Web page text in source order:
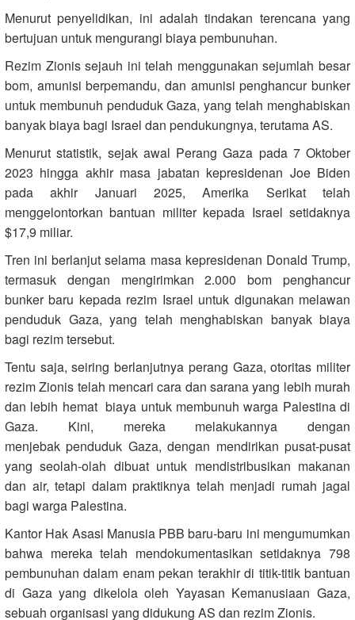
Menurut penyelidikan, ini adalah tindakan terencana yang
bertujuan untuk mengurangi biaya pembunuhan.
Rezim Zionis sejauh ini telah menggunakan sejumlah besar
bom, amunisi berpemandu, dan amunisi penghancur bunker
untuk membunuh penduduk Gaza, yang telah menghabiskan
banyak biaya bagi Israel dan pendukungnya, terutama AS.
Menurut statistik, sejak awal Perang Gaza pada 7 Oktober
2023 hingga akhir masa jabatan kepresidenan Joe Biden
pada akhir Januari 2025, Amerika Serikat telah
menggelontorkan bantuan militer kepada Israel setidaknya
$17,9 miliar.
Tren ini berlanjut selama masa kepresidenan Donald Trump,
termasuk dengan mengirimkan 2.000 bom penghancur
bunker baru kepada rezim Israel untuk digunakan melawan
penduduk Gaza, yang telah menghabiskan banyak biaya
bagi rezim tersebut.
Tentu saja, seiring berlanjutnya perang Gaza, otoritas militer
rezim Zionis telah mencari cara dan sarana yang lebih murah
dan lebih hemat biaya untuk membunuh warga Palestina di
Gaza. Kini, mereka melakukannya dengan
menjebak penduduk Gaza, dengan mendirikan pusat-pusat
yang seolah-olah dibuat untuk mendistribusikan makanan
dan air, tetapi dalam praktiknya telah menjadi rumah jagal
bagi warga Palestina.
Kantor Hak Asasi Manusia PBB baru-baru ini mengumumkan
bahwa mereka telah mendokumentasikan setidaknya 798
pembunuhan dalam enam pekan terakhir di titik-titik bantuan
di Gaza yang dikelola oleh Yayasan Kemanusiaan Gaza,
sebuah organisasi yang didukung AS dan rezim Zionis.